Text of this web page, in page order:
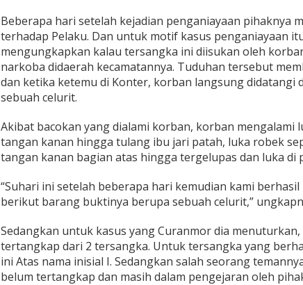
Beberapa hari setelah kejadian penganiayaan pihaknya
terhadap Pelaku. Dan untuk motif kasus penganiayaan
mengungkapkan kalau tersangka ini diisukan oleh
narkoba didaerah kecamatannya. Tuduhan tersebut
dan ketika ketemu di Konter, korban langsung didatangi
sebuah celurit.
Akibat bacokan yang dialami korban, korban mengalami
tangan kanan hingga tulang ibu jari patah, luka robek
tangan kanan bagian atas hingga tergelupas dan luka di
“Suhari ini setelah beberapa hari kemudian kami
berikut barang buktinya berupa sebuah celurit,”
Sedangkan untuk kasus yang Curanmor dia
tertangkap dari 2 tersangka. Untuk tersangka yang
ini Atas nama inisial I. Sedangkan salah seorang
belum tertangkap dan masih dalam pengejaran oleh